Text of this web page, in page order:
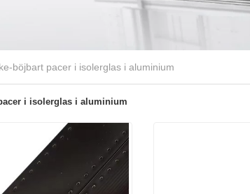
böjbart pacer i isolerglas i aluminium
i isolerglas i aluminium